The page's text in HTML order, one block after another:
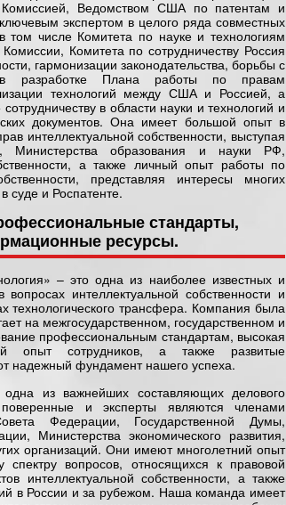
Комиссией, Ведомством США по патентам и
экспертом в целого ряда совместных
том числе Комитета по науке и технологиям
Комитета по сотрудничеству Россия
гармонизации законодательства, борьбы с
разработке Плана работы по правам
технологий между США и Россией, а
в области науки и технологий и
документов. Она имеет большой опыт в
интеллектуальной собственности, выступая
Министерства образования и науки РФ,
а также личный опыт работы по
представляя интересы многих
суде и Роспатенте.
стандарты,
ресурсы.
– это одна из наиболее известных и
интеллектуальной собственности и
технологического трансфера. Компания была
на межгосударственном, государственном и
профессиональным стандартам, высокая
опыт сотрудников, а также развитые
надежный фундамент нашего успеха.
из важнейших составляющих делового
и эксперты являются членами
Федерации, Государственной Думы,
Министерства экономического развития,
организаций. Они имеют многолетний опыт
спектру вопросов, относящихся к правовой
интеллектуальной собственности, а также
в России и за рубежом. Наша команда имеет